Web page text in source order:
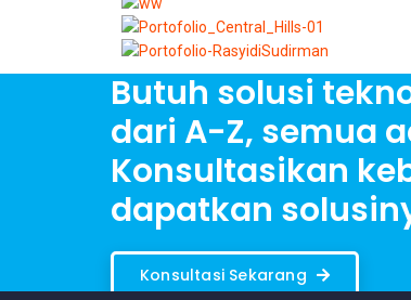
Butuh solusi
dari A-Z, semua
Konsultasikan
dapatkan
Konsultasi Sekarang